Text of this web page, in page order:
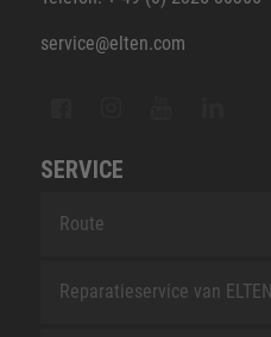
service@elten.com
SERVICE
Route
Reparatieservice van ELTEN